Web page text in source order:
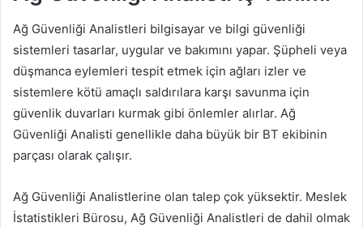
Ağ Güvenliği Analistleri bilgisayar ve bilgi güvenliği
sistemleri tasarlar, uygular ve bakımını yapar. Şüpheli veya
düşmanca eylemleri tespit etmek için ağları izler ve
sistemlere kötü amaçlı saldırılara karşı savunma için
güvenlik duvarları kurmak gibi önlemler alırlar. Ağ
Güvenliği Analisti genellikle daha büyük bir BT ekibinin
parçası olarak çalışır.
Ağ Güvenliği Analistlerine olan talep çok yüksektir. Meslek
İstatistikleri Bürosu, Ağ Güvenliği Analistleri de dahil olmak